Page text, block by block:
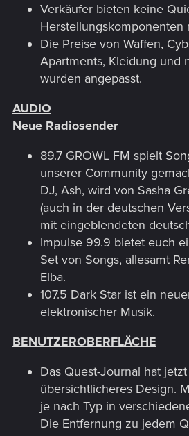
Verkäufer bieten keine
Herstellungskomponenten
Die Preise von Waffen,
Apartments, Kleidung und
wurden angepasst.
AUDIO
Neue Radiosender
89.7 GROWL FM spielt
unserer Community
DJ, Ash, wird von Sasha
(auch in der deutschen
mit eingeblendeten
Impulse 99.9 bietet euch
Set von Songs, allesamt
Elba.
107.5 Dark Star ist ein
elektronischer Musik.
BENUTZEROBERFLÄCHE
Das Quest-Journal hat
übersichtlicheres Design.
je nach Typ in
Die Entfernung zu jedem